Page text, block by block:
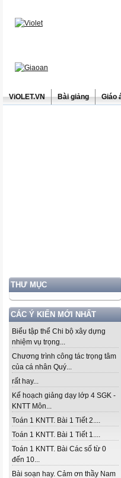
ViOLET.VN Bài giảng Giáo
THƯ MỤC
CÁC Ý KIẾN MỚI NHẤT
Biểu tập thể Chi bộ xây dựng
nhiệm vụ trọng...
Chương trình công tác trọng tâm
của cá nhân Quý...
rất hay...
Kế hoạch giảng dạy lớp 4 SGK -
KNTT Môn...
Toán 1 KNTT. Bài 1 Tiết 2....
Toán 1 KNTT. Bài 1 Tiết 1....
Toán 1 KNTT. Bài Các số từ 0
đến 10...
Bài soạn hay. Cảm ơn thầy Nam